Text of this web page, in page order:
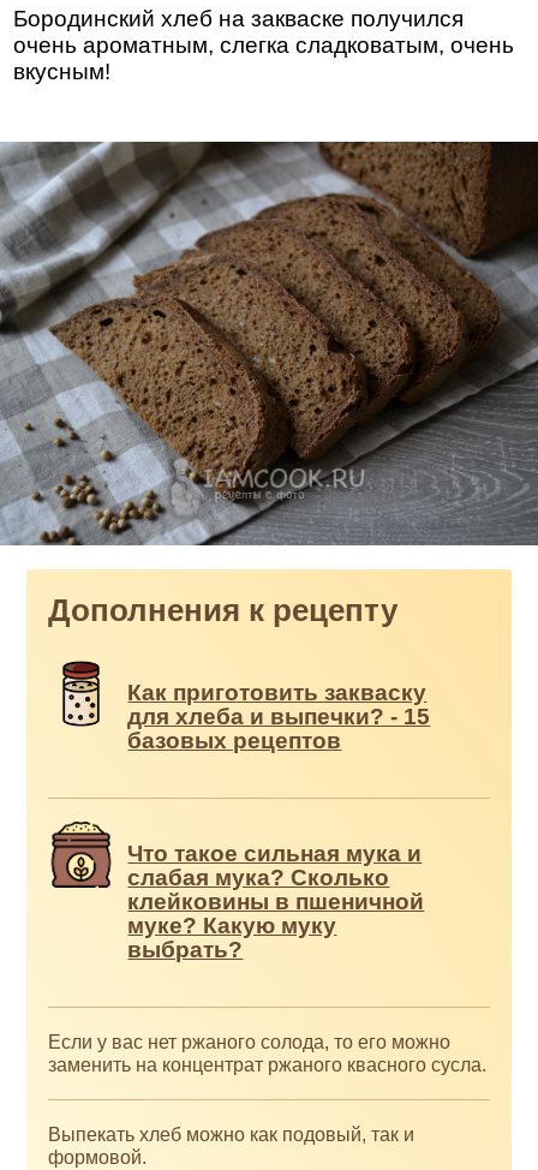
Бородинский хлеб на закваске получился
очень ароматным, слегка сладковатым, очень
вкусным!
Дополнения к рецепту
Как приготовить закваску
для хлеба и выпечки? - 15
базовых рецептов
Что такое сильная мука и
слабая мука? Сколько
клейковины в пшеничной
муке? Какую муку
выбрать?
Если у вас нет ржаного солода, то его можно
заменить на концентрат ржаного квасного сусла.
Выпекать хлеб можно как подовый, так и
формовой.